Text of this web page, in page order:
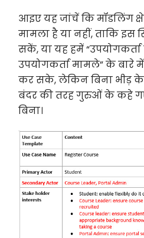
आइए यह जांचें कि मॉडलिंग
मामला है या नहीं, ताकि इस
सकें, या यह हमें
उपयोगकर्ता मामले” के
कर सके, लेकिन बिना भीड़
बंदर की तरह गुरुओं के कहे गए
बिना।